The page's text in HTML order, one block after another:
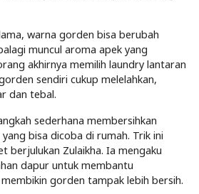
warna gorden bisa berubah
muncul aroma apek yang
akhirnya memilih laundry lantaran
sendiri cukup melelahkan,
dan tebal.
sederhana membersihkan
bisa dicoba di rumah. Trik ini
berjulukan Zulaikha. Ia mengaku
dapur untuk membantu
gorden tampak lebih bersih.